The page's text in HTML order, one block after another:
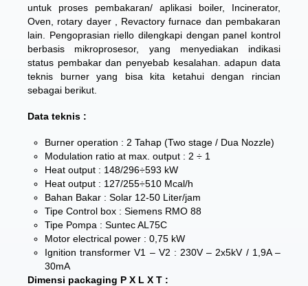
untuk proses pembakaran/ aplikasi boiler, Incinerator,
Oven, rotary dayer , Revactory furnace dan pembakaran
lain. Pengoprasian riello dilengkapi dengan panel kontrol
berbasis mikroprosesor, yang menyediakan indikasi
status pembakar dan penyebab kesalahan. adapun data
teknis burner yang bisa kita ketahui dengan rincian
sebagai berikut.
Data teknis :
Burner operation : 2 Tahap (Two stage / Dua Nozzle)
Modulation ratio at max. output : 2 ÷ 1
Heat output : 148/296÷593 kW
Heat output : 127/255÷510 Mcal/h
Bahan Bakar : Solar 12-50 Liter/jam
Tipe Control box : Siemens RMO 88
Tipe Pompa : Suntec AL75C
Motor electrical power : 0,75 kW
Ignition transformer V1 – V2 : 230V – 2x5kV / 1,9A –
30mA
Dimensi packaging P X L X T :